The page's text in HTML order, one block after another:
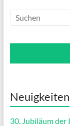
Neuigkeiten
30. Jubiläum der